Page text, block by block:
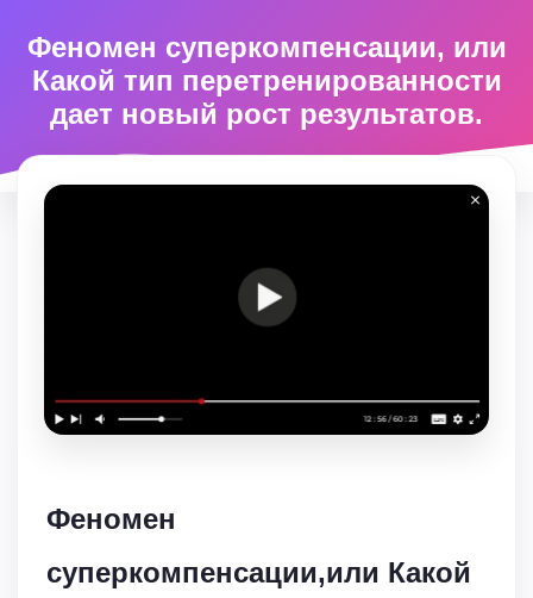
Феномен суперкомпенсации, или
Какой тип перетренированности
дает новый рост результатов.
Феномен
суперкомпенсации,или Какой